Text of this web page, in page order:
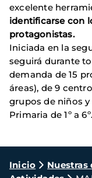
excelente
identificarse con
protagonistas.
Iniciada en la
seguirá durante
demanda de 15
áreas), de 9
grupos de niños
Primaria de 1º a 6º.
Ruta
Inicio Nuestras